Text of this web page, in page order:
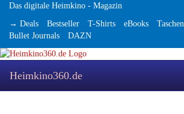
Skip
main
content
Das digitale Heimkino - Magazin
→ Deals
Bestseller T-Shirts eBooks
Bullet Journals
DAZN
Heimkino360.de